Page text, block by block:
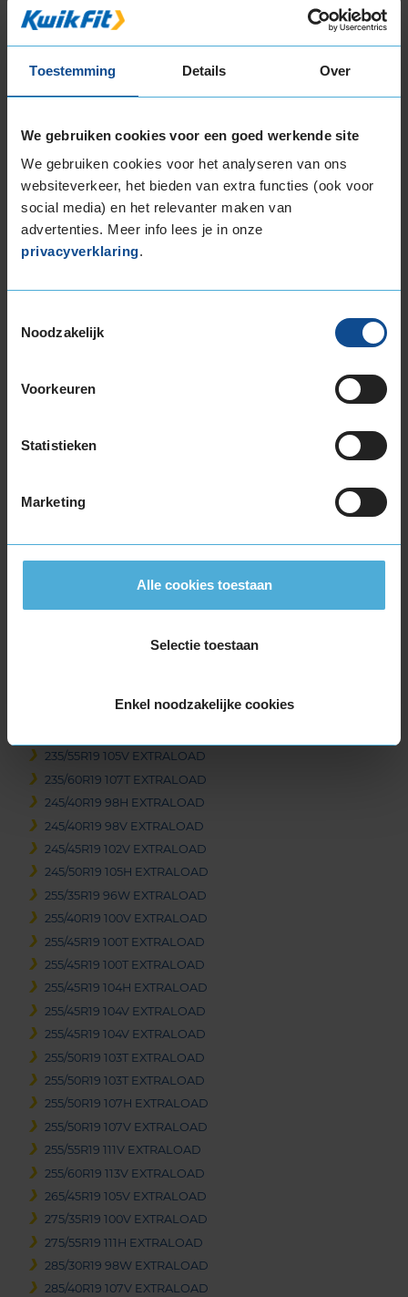
Toestemming Details Over
We gebruiken cookies voor een goed werkende site
We gebruiken cookies voor het analyseren van ons
websiteverkeer, het bieden van extra functies (ook voor
social media) en het relevanter maken van
advertenties. Meer info lees je in onze
privacyverklaring.
Noodzakelijk
Voorkeuren
Statistieken
Marketing
Alle cookies toestaan
Selectie toestaan
Enkel noodzakelijke cookies
235/50R18 101V EXTRALOAD
235/55R18 104H EXTRALOAD
235/60R18 107H EXTRALOAD
245/40R18 97V EXTRALOAD
255/40R18 99V EXTRALOAD
255/45R18 103V EXTRALOAD
255/55R18 109H EXTRALOAD
255/55R18 109V EXTRALOAD
19-inch banden
215/50R19 97H EXTRALOAD
225/40R19 93T EXTRALOAD
225/40R19 93W EXTRALOAD
235/40R19 96V EXTRALOAD
235/45R19 99T EXTRALOAD
235/50R19 99T EXTRALOAD
235/55R19 105H EXTRALOAD
235/55R19 105V EXTRALOAD
235/60R19 107T EXTRALOAD
245/40R19 98H EXTRALOAD
245/40R19 98V EXTRALOAD
245/45R19 102V EXTRALOAD
245/50R19 105H EXTRALOAD
255/35R19 96W EXTRALOAD
255/40R19 100V EXTRALOAD
255/45R19 100T EXTRALOAD
255/45R19 100T EXTRALOAD
255/45R19 104H EXTRALOAD
255/45R19 104V EXTRALOAD
255/45R19 104V EXTRALOAD
255/50R19 103T EXTRALOAD
255/50R19 103T EXTRALOAD
255/50R19 107H EXTRALOAD
255/50R19 107V EXTRALOAD
255/55R19 111V EXTRALOAD
255/60R19 113V EXTRALOAD
265/45R19 105V EXTRALOAD
275/35R19 100V EXTRALOAD
275/55R19 111H EXTRALOAD
285/30R19 98W EXTRALOAD
285/40R19 107V EXTRALOAD